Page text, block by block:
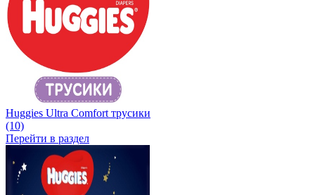
Huggies Ultra Comfort трусики
(10)
Перейти в раздел